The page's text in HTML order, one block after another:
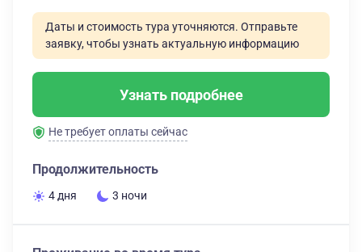
Даты и стоимость тура уточняются. Отправьте
заявку, чтобы узнать актуальную информацию
Узнать подробнее
Не требует оплаты сейчас
Продолжительность
4 дня 3 ночи